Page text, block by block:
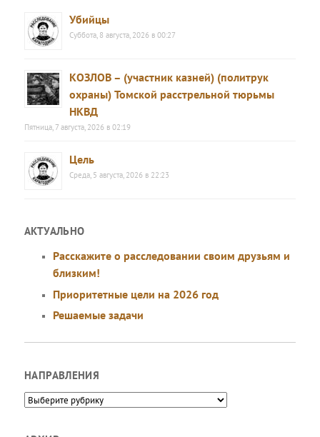
Убийцы
Суббота, 8 августа, 2026 в 00:27
КОЗЛОВ – (участник казней) (политрук
охраны) Томской расстрельной тюрьмы
НКВД
Пятница, 7 августа, 2026 в 02:19
Цель
Среда, 5 августа, 2026 в 22:23
АКТУАЛЬНО
Расскажите о расследовании своим друзьям и
близким!
Приоритетные цели на 2026 год
Решаемые задачи
НАПРАВЛЕНИЯ
Направления